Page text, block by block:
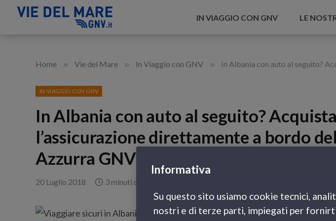
IN VIAGGIO CON GNV LE
Home » Vie del Mare » In Viaggio con GNV » In Albania con auto al seguito?
IN VIAGGIO CON GNV
In Albania con auto al seguito? Acquista
l’assicurazione direttamente a bordo
Azzurra GNV!
20 Luglio 2018 3 minuti di lettura
Informativa
Su questo sito usiamo cookie tecnici,
nostri e di terze parti, impiegati per